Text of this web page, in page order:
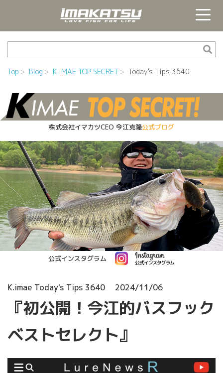
Top Blog K.IMAE TOP SECRET Today's Tips 3640
株式会社イマカツCEO 今江克隆公式ブログ
公式インスタグラム
K.imae Today's Tips 3640 2024/11/06
『初公開！今江的バスフック
ベストセレクト』